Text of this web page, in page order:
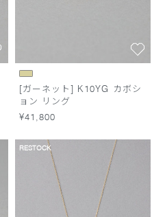
[ガーネット] K10YG カボシ
ョン リング
¥41,800
RESTOCK